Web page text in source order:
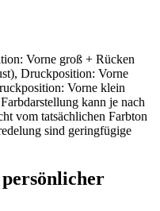
Vorne groß + Rücken
Druckposition: Vorne
Vorne klein
kann je nach
vom tatsächlichen Farbton
sind geringfügige